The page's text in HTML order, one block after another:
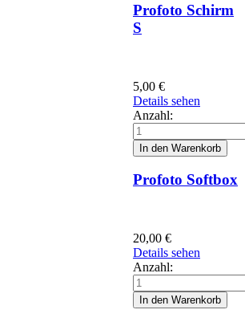
Profoto Schirm
S
5,00 €
Details sehen
Anzahl:
Profoto Softbox
20,00 €
Details sehen
Anzahl: